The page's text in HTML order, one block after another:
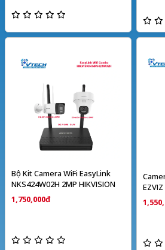
Bộ Kit Camera WiFi EasyLink
NKS424W02H 2MP HIKVISION
1,750,000đ